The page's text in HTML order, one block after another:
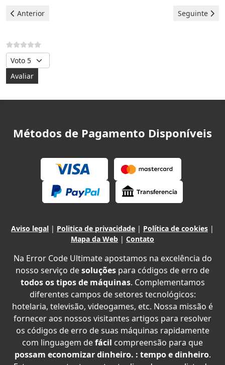
Artigo anterior: Candy Vitrocerâmica - erro L
Anterior Artigo
Seguinte
Avalie, por favor
Métodos de Pagamento Disponíveis
Aviso legal | Politica de privacidade | Política de cookies |
Mapa da Web | Contato
Na Error Code Ultimate apostamos na excelência do
nosso serviço desoluções para códigos de erro de
todos os tipos de máquinas. Complementamos
diferentes campos de setores tecnológicos:
hotelaria, televisão, videogames, etc. Nossa missão é
fornecer aos nossos visitantes artigos para resolver
os códigos de erro de suas máquinas rapidamente
com linguagem defácil compreensão para que
possam economizar dinheiro. : tempo e dinheiro.